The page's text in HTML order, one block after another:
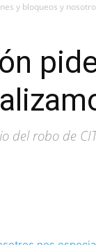
y bloqueos y
del robo de